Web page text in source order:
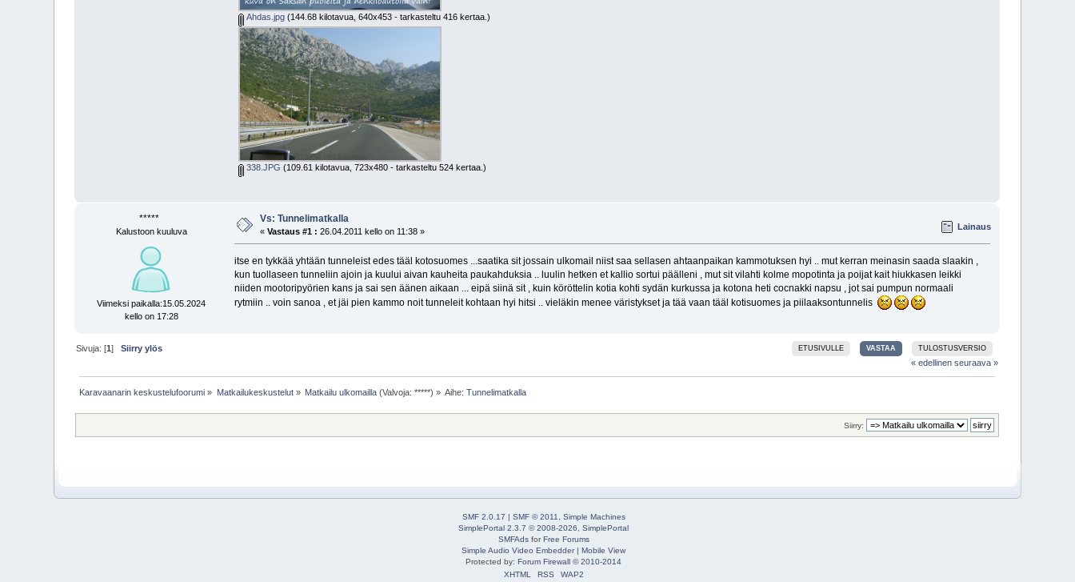
Ahdas.jpg (144.68 kilotavua, 640x453 - tarkasteltu 416 kertaa.)
338.JPG (109.61 kilotavua, 723x480 - tarkasteltu 524 kertaa.)
*****
Kalustoon kuuluva
Viimeksi paikalla:15.05.2024
kello on 17:28
Vs: Tunnelimatkalla
«Vastaus #1 : 26.04.2011 kello on 11:38 » Lainaus
itse en tykkää yhtään tunneleist edes tääl kotosuomes ...saatika sit jossain ulkomail niist saa sellasen ahtaanpaikan kammotuksen hyi .. mut kerran meinasin saada slaakin ,
kun tuollaseen tunneliin ajoin ja kuului aivan kauheita paukahduksia .. luulin hetken et kallio sortui päälleni , mut sit vilahti kolme mopotinta ja poijat kait hiukkasen leikki
niiden mootoripyörien kans ja sai sen äänen aikaan ... eipä siinä sit , kuin köröttelin kotia kohti sydän kurkussa ja kotona heti cocnakki napsu , jot sai pumpun normaali
rytmiin .. voin sanoa , et jäi pien kammo noit tunneleit kohtaan hyi hitsi .. vieläkin menee väristykset ja tää vaan tääl kotisuomes ja piilaaksontunnelis
ETUSIVULLE VASTAA TULOSTUSVERSIO
Sivuja: [1]Siirry ylös
« edellinen seuraava »
Karavaanarin keskustelufoorumi » Matkailukeskustelut» Matkailu ulkomailla (Valvoja: *****) » Aihe:Tunnelimatkalla
Siirry:
SMF 2.0.17 | SMF © 2011, Simple Machines
SimplePortal 2.3.7 © 2008-2026, SimplePortal
SMFAdsforFree Forums
Simple Audio Video Embedder| Mobile View
Protected by: Forum Firewall © 2010-2014
XHTML
RSS WAP2